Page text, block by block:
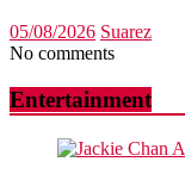
05/08/2026 Suarez
No comments
Entertainment